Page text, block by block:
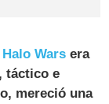
Halo Wars era
táctico e
mereció una